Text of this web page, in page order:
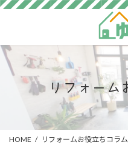
コ
ツ
へ
ナ
シ
ョ
リフォーム
HOME リフォームお役立ちコラム